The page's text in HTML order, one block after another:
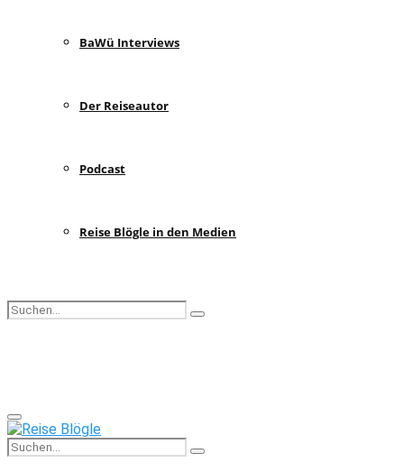
BaWü Interviews
Der Reiseautor
Podcast
Reise Blögle in den Medien
Search
Search
Primary
Menu
Search
for:
Search